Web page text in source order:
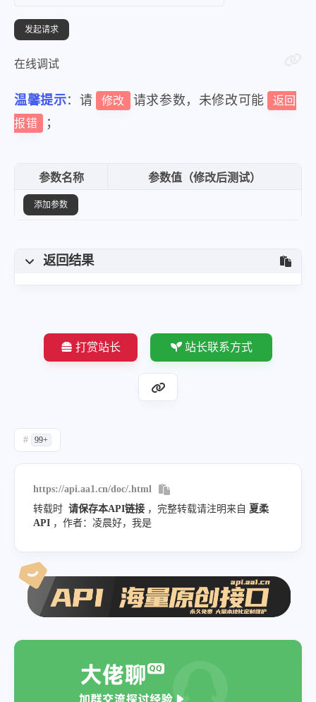
在线调试
温馨提示：请 修改 请求参数，未修改可能
返回
报错
；
参数名称 参数值（修改后测试）
添加参数
返回结果
打赏站长 站长联系方式
# 99+
https://api.aa1.cn/doc/.html
转载时 请保存本API链接 ，完整转载请注明来自 夏柔
API ，作者：凌晨好，我是